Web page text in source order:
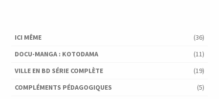
ICI MÊME
(36)
DOCU-MANGA : KOTODAMA
(11)
VILLE EN BD SÉRIE COMPLÈTE
(19)
COMPLÉMENTS PÉDAGOGIQUES
(5)